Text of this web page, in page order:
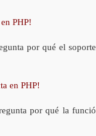
PHP!
por qué el
en PHP!
por qué la